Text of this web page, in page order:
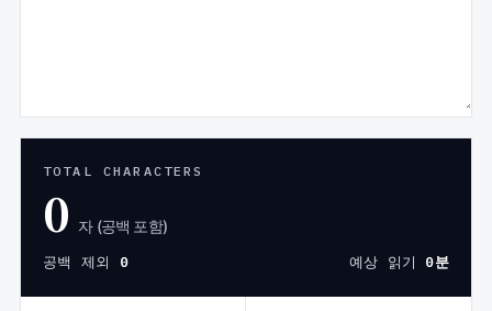
TOTAL CHARACTERS
0 자 (공백 포함)
공백 제외 0 예상 읽기 0분